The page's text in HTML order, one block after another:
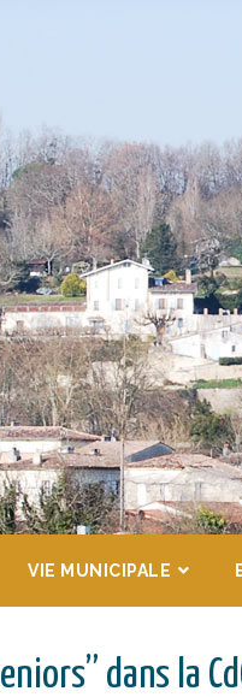
VIE MUNICIPALE
dans la